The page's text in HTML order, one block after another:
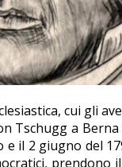
cui gli
Tschugg a
il 2 giugno del
prendono